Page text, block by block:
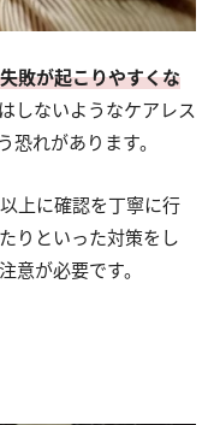
敗が起こりやすくな
しないようなケアレス
恐れがあります。
上に確認を丁寧に行
りといった対策をし
意が必要です。